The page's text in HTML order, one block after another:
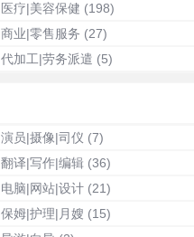
医疗|美容保健 (198)
商业|零售服务 (27)
代加工|劳务派遣 (5)
演员|摄像|司仪 (7)
翻译|写作|编辑 (36)
电脑|网站|设计 (21)
保姆|护理|月嫂 (15)